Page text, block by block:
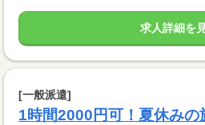
求人詳細を
[一般派遣]
1時間2000円可！夏休みの